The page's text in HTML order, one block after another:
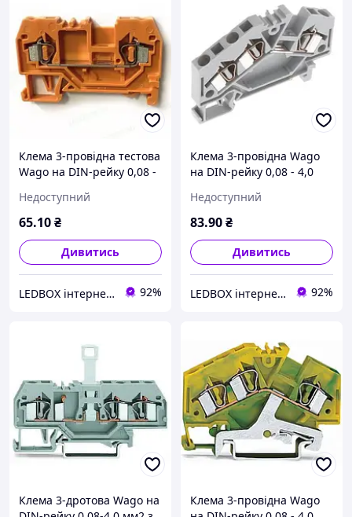
Клема 3-провідна тестова
Wago на DIN-рейку 0,08 -
Недоступний
65.10₴
Дивитись
LEDBOX інтернет-магазин 92%
Клема 3-провідна Wago
на DIN-рейку 0,08 - 4,0
Недоступний
83.90₴
Дивитись
LEDBOX інтернет-магазин 92%
Клема 3-дротова Wago на
Клема 3-провідна Wago